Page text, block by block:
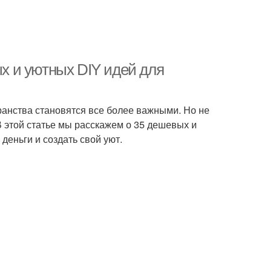
и уютных DIY идей для
становятся все более важными. Но не
этой статье мы расскажем о 35 дешевых и
и создать свой уют.